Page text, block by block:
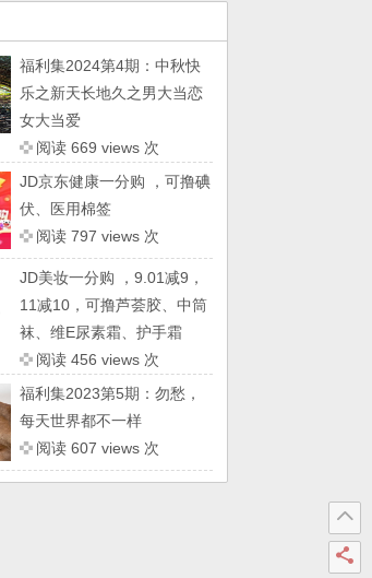
福利集2024第4期：中秋快
乐之新天长地久之男大当恋
女大当爱
阅读 669 views 次
JD京东健康一分购 ，可撸碘
伏、医用棉签
阅读 797 views 次
JD美妆一分购 ，9.01减9，
11减10，可撸芦荟胶、中筒
袜、维E尿素霜、护手霜
阅读 456 views 次
福利集2023第5期：勿愁，
每天世界都不一样
阅读 607 views 次